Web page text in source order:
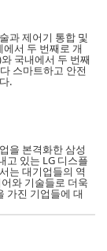
과 제어기 통합 및
서 두 번째로 개
국내에서 두 번째
스마트하고 안전
.
을 본격화한 삼성
고 있는 LG 디스플
는 대기업들의 역
와 기술들로 더욱
가진 기업들에 대